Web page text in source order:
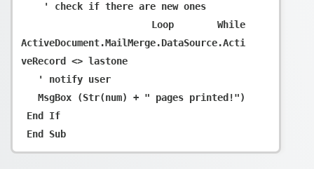
ActiveDocument.MailMerge.DataSource.Acti
veRecord <> lastone